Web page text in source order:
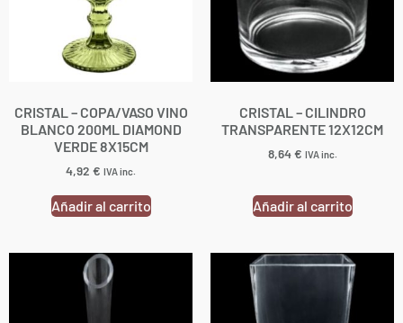
CRISTAL – COPA/VASO VINO
BLANCO 200ML DIAMOND
VERDE 8X15CM
4,92 € IVA inc.
Añadir al carrito
CRISTAL – CILINDRO
TRANSPARENTE 12X12CM
8,64€ IVA inc.
Añadir al carrito